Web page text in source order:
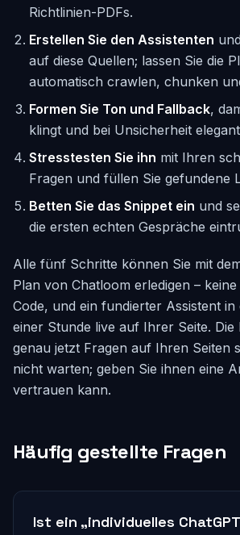
Richtlinien-PDFs.
Erstellen Sie den Assistenten
auf diese Quellen; lassen Sie die
automatisch crawlen, chunken
Formen Sie Ton und Fallback,
klingt und bei Unsicherheit
Stresstesten Sie ihn mit Ihren
Fragen und füllen Sie gefundene
Betten Sie das Snippet ein und
die ersten echten Gespräche
Alle fünf Schritte können Sie mit
Plan von Chatloom erledigen –
Code, und ein fundierter Assistent
einer Stunde live auf Ihrer Seite. Die
genau jetzt Fragen auf Ihren Seiten
nicht warten; geben Sie ihnen eine
vertrauen kann.
Häufig gestellte Fragen
Ist ein „individuelles